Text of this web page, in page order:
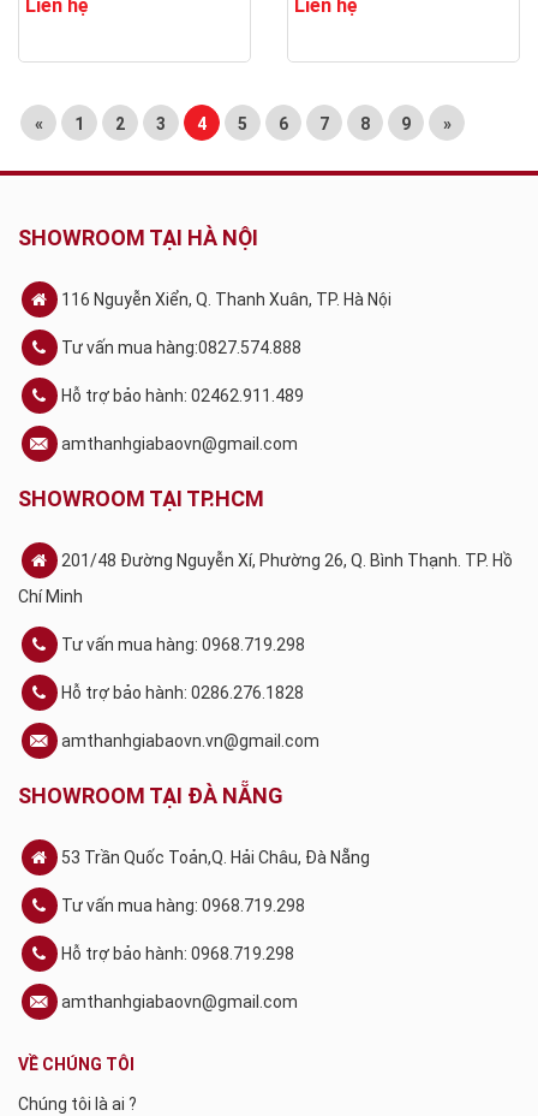
Liên hệ Liên hệ
« 1 2 3 4 5 6 7 8 9 »
SHOWROOM TẠI HÀ NỘI
116 Nguyễn Xiển, Q. Thanh Xuân, TP. Hà Nội
Tư vấn mua hàng:0827.574.888
Hỗ trợ bảo hành: 02462.911.489
amthanhgiabaovn@gmail.com
SHOWROOM TẠI TP.HCM
201/48 Đường Nguyễn Xí, Phường 26, Q. Bình Thạnh. TP. Hồ
Chí Minh
Tư vấn mua hàng: 0968.719.298
Hỗ trợ bảo hành: 0286.276.1828
amthanhgiabaovn.vn@gmail.com
SHOWROOM TẠI ĐÀ NẴNG
53 Trần Quốc Toản,Q. Hải Châu, Đà Nẵng
Tư vấn mua hàng: 0968.719.298
Hỗ trợ bảo hành: 0968.719.298
amthanhgiabaovn@gmail.com
VỀ CHÚNG TÔI
Chúng tôi là ai ?